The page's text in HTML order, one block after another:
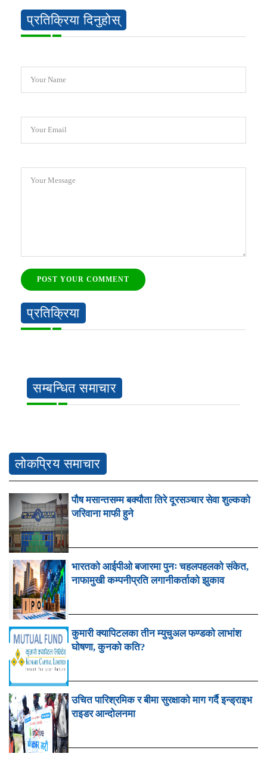
प्रतिक्रिया दिनुहोस्
Your Name
Your Email
Your Message
POST YOUR COMMENT
प्रतिक्रिया
सम्बन्धित समाचार
लोकप्रिय समाचार
पौष मसान्तसम्म बक्यौता तिरे दूरसञ्चार सेवा शुल्कको
जरिवाना माफी हुने
भारतको आईपीओ बजारमा पुनः चहलपहलको संकेत,
नाफामुखी कम्पनीप्रति लगानीकर्ताको झुकाव
कुमारी क्यापिटलका तीन म्युचुअल फण्डको लाभांश
घोषणा, कुनको कति?
उचित पारिश्रमिक र बीमा सुरक्षाको माग गर्दै इन्ड्राइभ
राइडर आन्दोलनमा